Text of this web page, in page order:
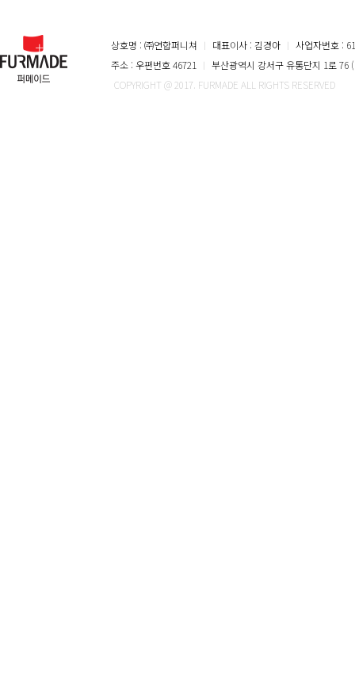
상호명 : ㈜연합퍼니쳐 ㅣ 대표이사 : 김경아 ㅣ 사업자번호 :
주소 : 우편번호 46721
ㅣ 부산광역시 강서구 유통단지 1로 76
COPYRIGHT @ 2017. FURMADE ALL RIGHTS RESERVED